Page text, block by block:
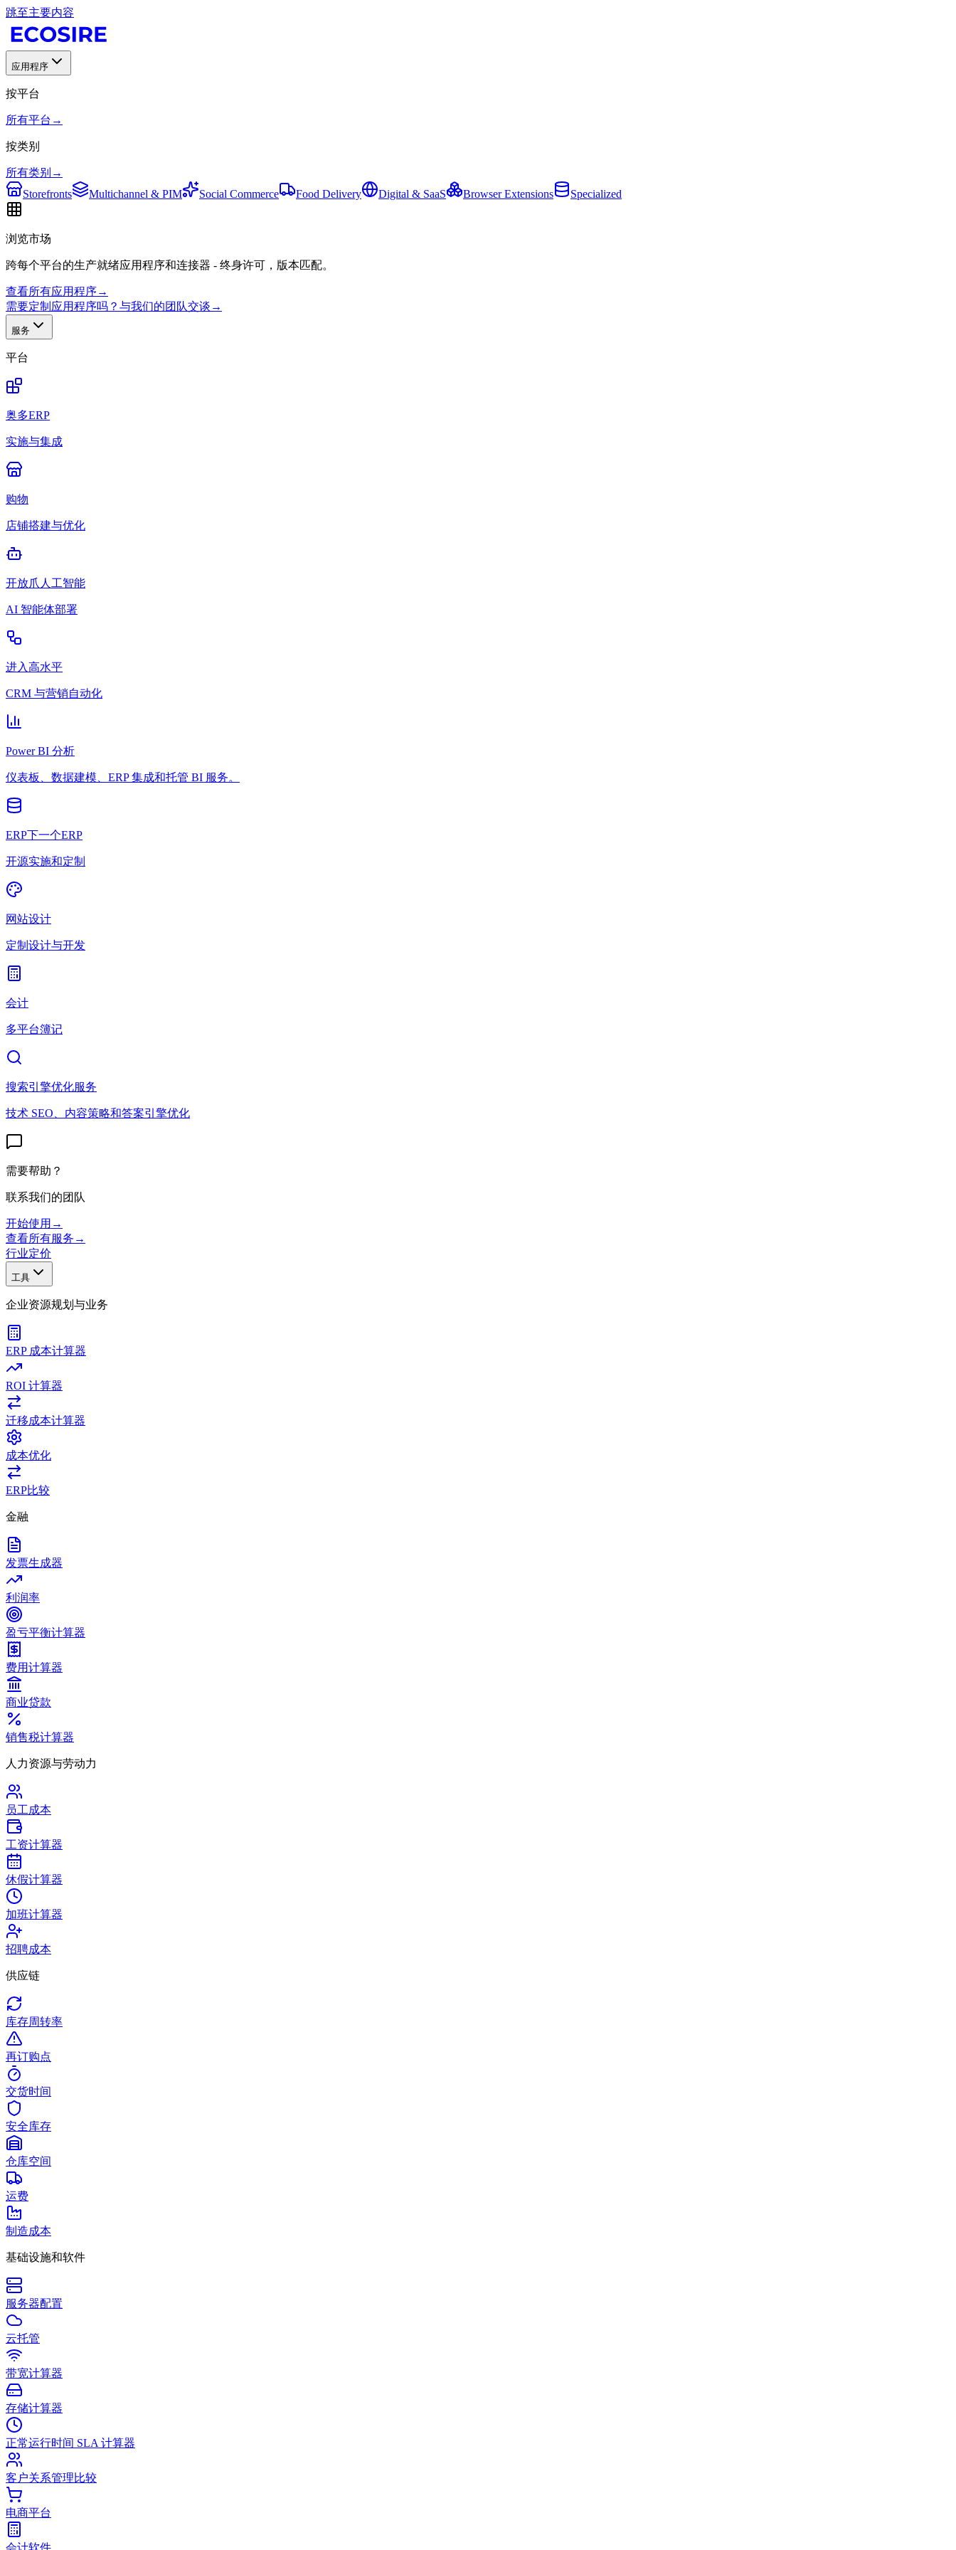
跳至主要内容
应用程序
按平台
所有平台 →
按类别
所有类别 →
Storefronts
Multichannel & PIM Social Commerce Food Delivery Digital & SaaS Browser Extensions Specialized
浏览市场
跨每个平台的生产就绪应用程序和连接器 - 终身许可，版本匹配。
查看所有应用程序→
需要定制应用程序吗？与我们的团队交谈 →
服务
平台
奥多ERP
实施与集成
购物
店铺搭建与优化
开放爪人工智能
AI 智能体部署
进入高水平
CRM 与营销自动化
Power BI 分析
仪表板、数据建模、ERP 集成和托管 BI 服务。
ERP下一个ERP
开源实施和定制
网站设计
定制设计与开发
会计
多平台簿记
搜索引擎优化服务
技术 SEO、内容策略和答案引擎优化
需要帮助？
联系我们的团队
开始使用 →
查看所有服务 →
行业定价
工具
企业资源规划与业务
ERP 成本计算器
ROI 计算器
迁移成本计算器
成本优化
ERP比较
金融
发票生成器
利润率
盈亏平衡计算器
费用计算器
商业贷款
销售税计算器
人力资源与劳动力
员工成本
工资计算器
休假计算器
加班计算器
招聘成本
供应链
库存周转率
再订购点
交货时间
安全库存
仓库空间
运费
制造成本
基础设施和软件
服务器配置
云托管
带宽计算器
存储计算器
正常运行时间 SLA 计算器
客户关系管理比较
电商平台
会计软件